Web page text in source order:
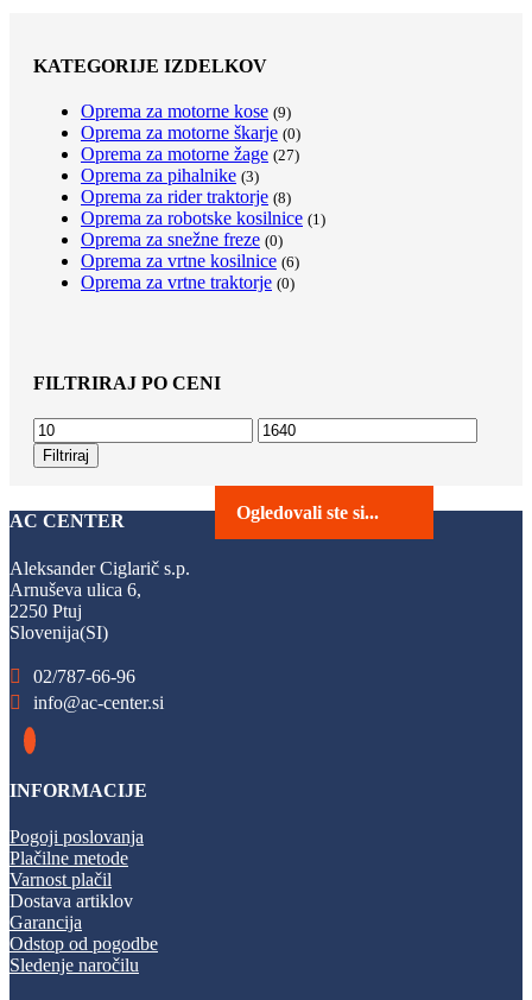
KATEGORIJE IZDELKOV
Oprema za motorne kose (9)
Oprema za motorne škarje (0)
Oprema za motorne žage (27)
Oprema za pihalnike (3)
Oprema za rider traktorje (8)
Oprema za robotske kosilnice (1)
Oprema za snežne freze (0)
Oprema za vrtne kosilnice (6)
Oprema za vrtne traktorje (0)
FILTRIRAJ PO CENI
Min
cena
Max
cena
Filtriraj
Ogledovali ste si...
AC CENTER
Aleksander Ciglarič s.p.
Arnuševa ulica 6,
2250 Ptuj
Slovenija(SI)
02/787-66-96
info@ac-center.si
INFORMACIJE
Pogoji poslovanja
Plačilne metode
Varnost plačil
Dostava artiklov
Garancija
Odstop od pogodbe
Sledenje naročilu